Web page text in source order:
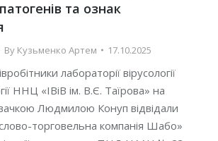
та ознак
By Кузьменко Артем 17.10.2025
лабораторії вірусології
ННЦ «ІВіВ ім. В.Є. Таїрова» на
Людмилою Конуп відвідали
торговельна компанія Шабо»